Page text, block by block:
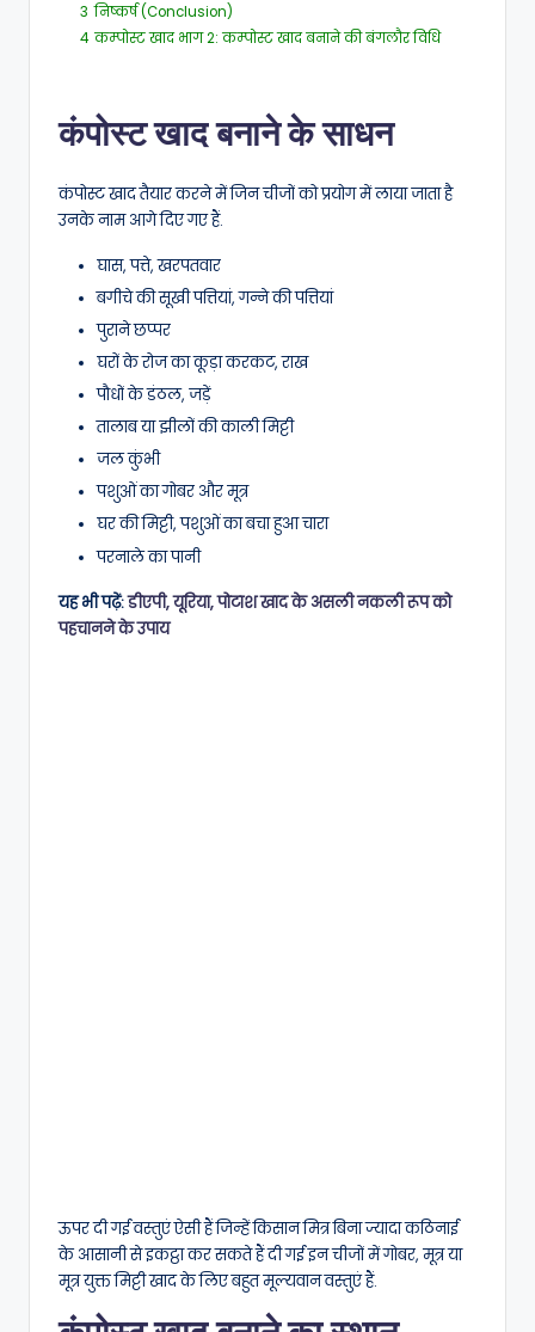
3 निष्कर्ष (Conclusion)
4 कम्पोस्ट खाद भाग 2: कम्पोस्ट खाद बनाने की बंगलौर विधि
कंपोस्ट खाद बनाने के साधन
कंपोस्ट खाद तैयार करने में जिन चीजों को प्रयोग में लाया जाता है
उनके नाम आगे दिए गए हैं.
घास, पत्ते, खरपतवार
बगीचे की सूखी पत्तियां, गन्ने की पत्तियां
पुराने छप्पर
घरों के रोज का कूड़ा करकट, राख
पौधों के डंठल, जड़ें
तालाब या झीलों की काली मिट्टी
जल कुंभी
पशुओं का गोबर और मूत्र
घर की मिट्टी, पशुओं का बचा हुआ चारा
परनाले का पानी
यह भी पढ़ें:डीएपी, यूरिया, पोटाश खाद के असली नकली रूप को
पहचानने के उपाय
ऊपर दी गई वस्तुएं ऐसी हैं जिन्हें किसान मित्र बिना ज्यादा कठिनाई
के आसानी से इकट्ठा कर सकते हैं दी गई इन चीजों में गोबर, मूत्र या
मूत्र युक्त मिट्टी खाद के लिए बहुत मूल्यवान वस्तुएं हैं.